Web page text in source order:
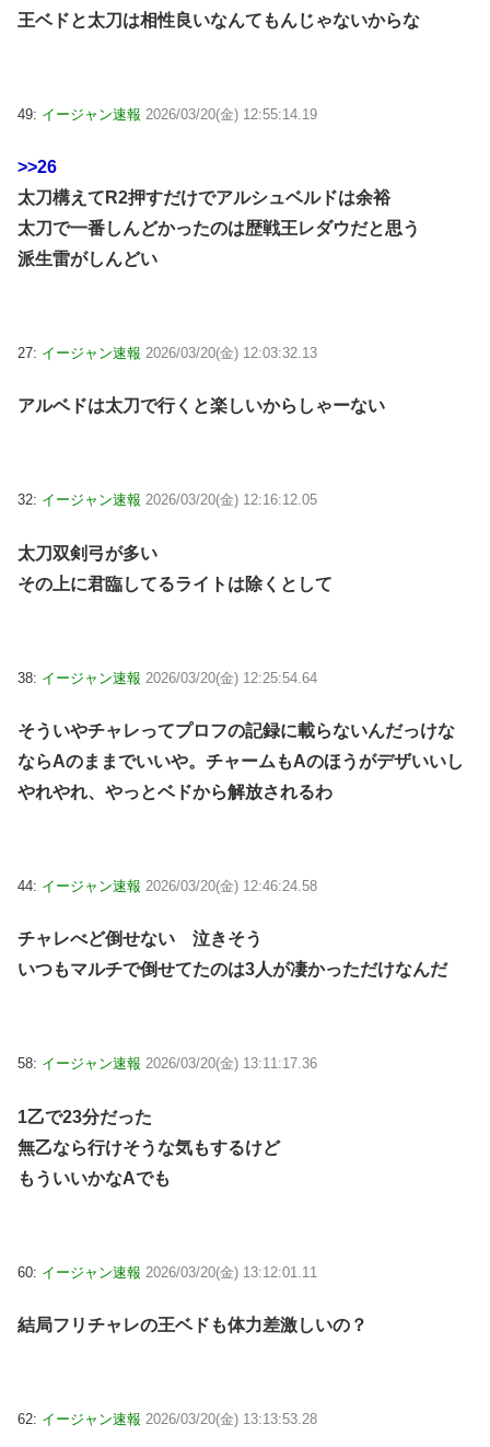
王ベドと太刀は相性良いなんてもんじゃないからな
49: イージャン速報 2026/03/20(金) 12:55:14.19
>>26
太刀構えてR2押すだけでアルシュベルドは余裕
太刀で一番しんどかったのは歴戦王レダウだと思う
派生雷がしんどい
27: イージャン速報 2026/03/20(金) 12:03:32.13
アルベドは太刀で行くと楽しいからしゃーない
32: イージャン速報 2026/03/20(金) 12:16:12.05
太刀双剣弓が多い
その上に君臨してるライトは除くとして
38: イージャン速報 2026/03/20(金) 12:25:54.64
そういやチャレってプロフの記録に載らないんだっけな
ならAのままでいいや。チャームもAのほうがデザいいし
やれやれ、やっとベドから解放されるわ
44: イージャン速報 2026/03/20(金) 12:46:24.58
チャレべど倒せない 泣きそう
いつもマルチで倒せてたのは3人が凄かっただけなんだ
58: イージャン速報 2026/03/20(金) 13:11:17.36
1乙で23分だった
無乙なら行けそうな気もするけど
もういいかなAでも
60: イージャン速報 2026/03/20(金) 13:12:01.11
結局フリチャレの王ベドも体力差激しいの？
62: イージャン速報 2026/03/20(金) 13:13:53.28